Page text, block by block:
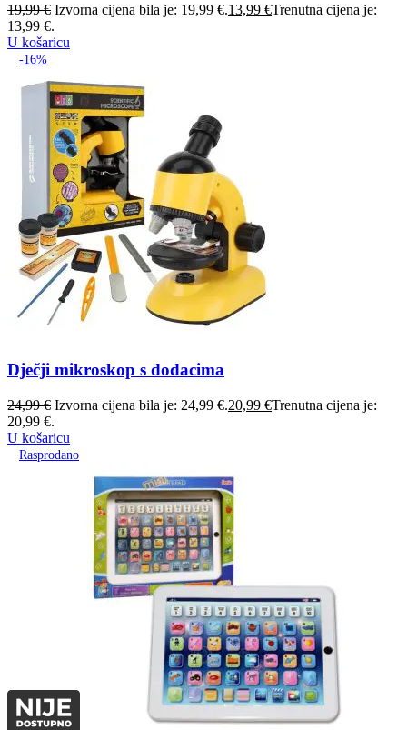
19,99€ Izvorna cijena bila je: 19,99 €.13,99 €Trenutna cijena je:
13,99 €.
U košaricu
-16%
Dječji mikroskop s dodacima
24,99€ Izvorna cijena bila je: 24,99 €.20,99 €Trenutna cijena je:
20,99 €.
U košaricu
Rasprodano